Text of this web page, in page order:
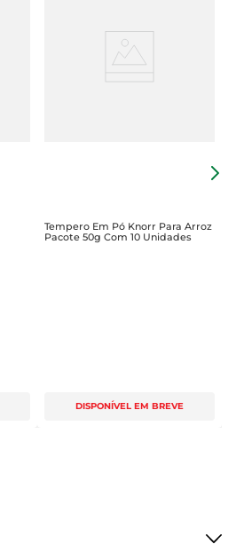
Tempero Em Pó Knorr Para Arroz
Pacote 50g Com 10 Unidades
DISPONÍVEL EM BREVE